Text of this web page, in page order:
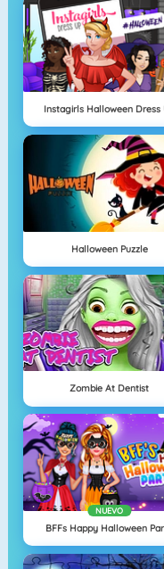
Instagirls Halloween Dress
Halloween Puzzle
Zombie At Dentist
NUEVO
BFFs Happy Halloween